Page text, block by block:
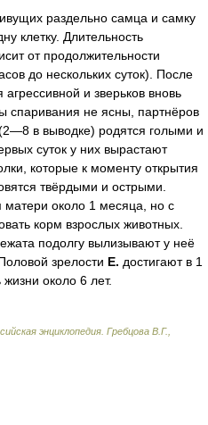
раздельно самца и самку
клетку. Длительность
от продолжительности
до нескольких суток). После
и зверьков вновь
спаривания не ясны, партнёров
в выводке) родятся голыми и
суток у них вырастают
которые к моменту открытия
твёрдыми и острыми.
около 1 месяца, но с
корм взрослых животных.
подолгу вылизывают у неё
зрелости Е. достигают в 1
около 6 лет.
энциклопедия Гребцова В.Г.,